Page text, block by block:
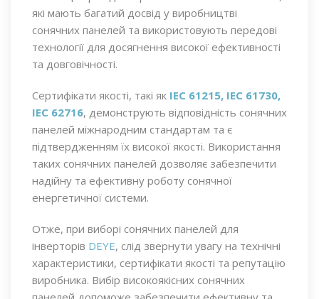
які мають багатий досвід у виробництві
сонячних панелей та використовують передові
технології для досягнення високої ефективності
та довговічності.
Сертифікати якості, такі як IEC 61215, IEC 61730,
IEC 62716, демонструють відповідність сонячних
панелей міжнародним стандартам та є
підтвердженням їх високої якості. Використання
таких сонячних панелей дозволяє забезпечити
надійну та ефективну роботу сонячної
енергетичної системи.
Отже, при виборі сонячних панелей для
інверторів DEYE, слід звернути увагу на технічні
характеристики, сертифікати якості та репутацію
виробника. Вибір високоякісних сонячних